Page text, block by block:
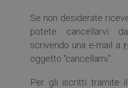
Se non desiderate
potete cancellarvi
scrivendo una e-mail a
oggetto “cancellami”.
Per gli iscritti tramite